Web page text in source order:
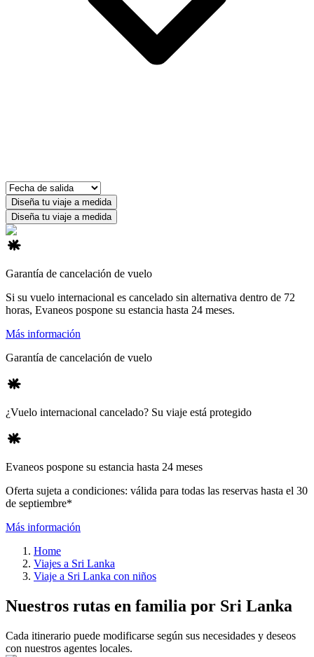
Diseña tu viaje a medida
Diseña tu viaje a medida
Garantía de cancelación de vuelo
Si su vuelo internacional es cancelado sin alternativa dentro de 72
horas, Evaneos pospone su estancia hasta 24 meses.
Más información
Garantía de cancelación de vuelo
¿Vuelo internacional cancelado? Su viaje está protegido
Evaneos pospone su estancia hasta 24 meses
Oferta sujeta a condiciones: válida para todas las reservas hasta el 30
de septiembre*
Más información
Home
Viajes a Sri Lanka
Viaje a Sri Lanka con niños
Nuestros rutas en familia por Sri Lanka
Cada itinerario puede modificarse según sus necesidades y deseos
con nuestros agentes locales.